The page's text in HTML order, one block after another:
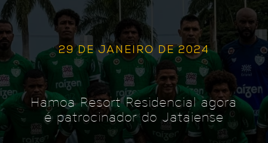
29 DE JANEIRO DE 2024
Hamoa Resort Residencial agora
é patrocinador do Jataiense